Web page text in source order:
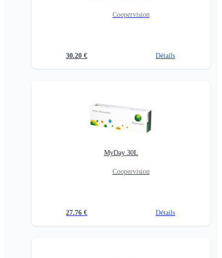
Coopervision
30.20 € Détails
MyDay 30L
Coopervision
27.76 € Détails